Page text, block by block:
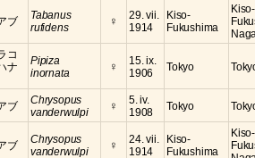
ブ
Tabanus
rufidens
♀
29. vii.
1914
Kiso-
Fukushima
Kiso-
コ
ナ
Pipiza
inornata
♀
15. ix.
1906
Tokyo
ブ
Chrysopus
vanderwulpi
♀
5. iv.
1908
Tokyo
ブ
Chrysopus
vanderwulpi
♀
24. vii.
1914
Kiso-
Fukushima
Kiso-